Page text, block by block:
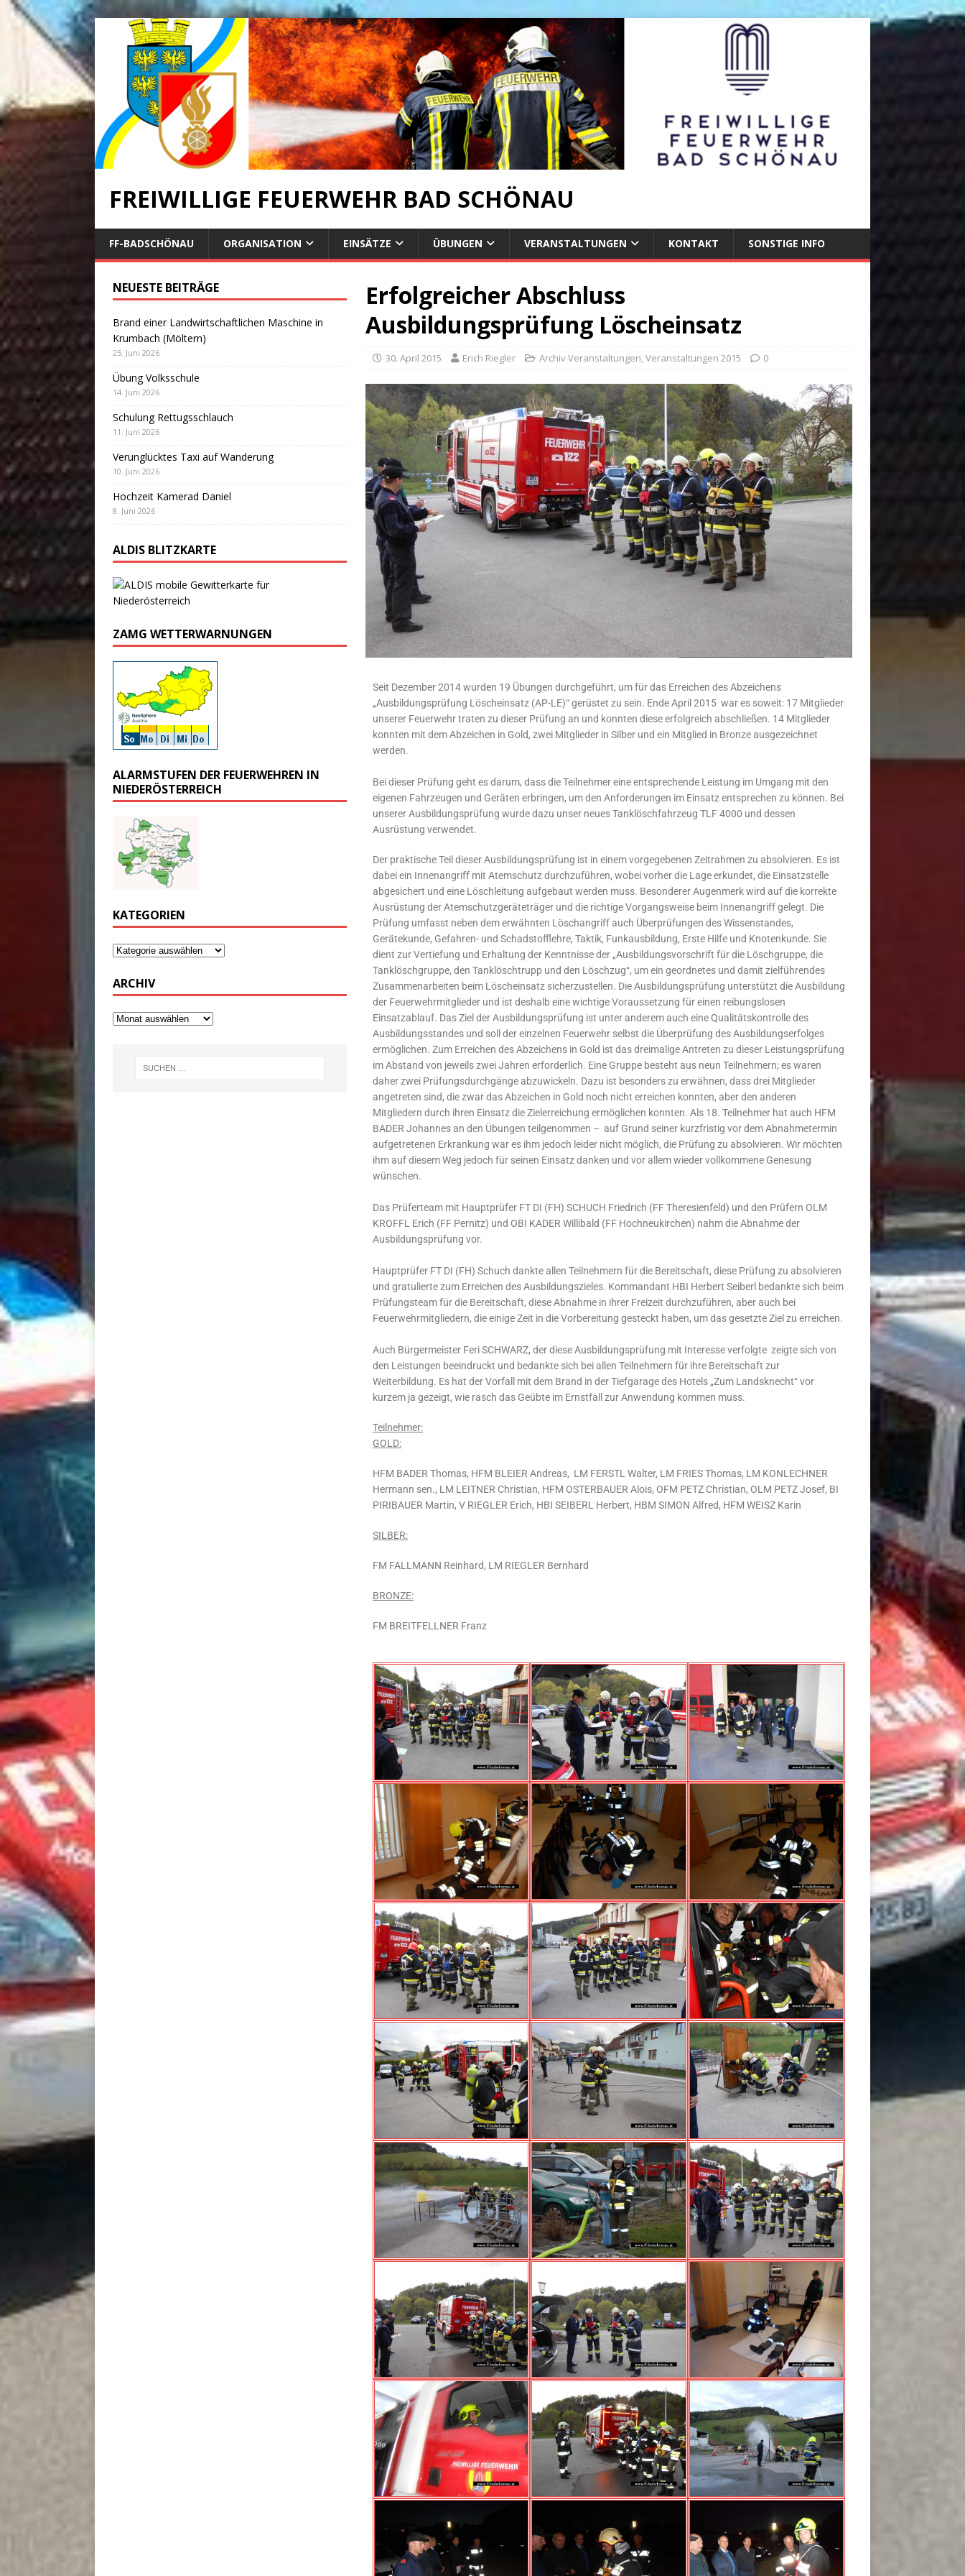
FREIWILLIGE FEUERWEHR BAD SCHÖNAU
FF-BADSCHÖNAU ORGANISATION EINSÄTZE ÜBUNGEN VERANSTALTUNGEN KONTAKT SONSTIGE INFO
Erfolgreicher Abschluss
Ausbildungsprüfung Löscheinsatz
30. April 2015 Erich Riegler Archiv Veranstaltungen,Veranstaltungen 2015 0
Seit Dezember 2014 wurden 19 Übungen durchgeführt, um für das Erreichen des Abzeichens
„Ausbildungsprüfung Löscheinsatz (AP-LE)“ gerüstet zu sein. Ende April 2015 war es soweit: 17 Mitglieder
unserer Feuerwehr traten zu dieser Prüfung an und konnten diese erfolgreich abschließen. 14 Mitglieder
konnten mit dem Abzeichen in Gold, zwei Mitglieder in Silber und ein Mitglied in Bronze ausgezeichnet
werden.
Bei dieser Prüfung geht es darum, dass die Teilnehmer eine entsprechende Leistung im Umgang mit den
eigenen Fahrzeugen und Geräten erbringen, um den Anforderungen im Einsatz entsprechen zu können. Bei
unserer Ausbildungsprüfung wurde dazu unser neues Tanklöschfahrzeug TLF 4000 und dessen
Ausrüstung verwendet.
Der praktische Teil dieser Ausbildungsprüfung ist in einem vorgegebenen Zeitrahmen zu absolvieren. Es ist
dabei ein Innenangriff mit Atemschutz durchzuführen, wobei vorher die Lage erkundet, die Einsatzstelle
abgesichert und eine Löschleitung aufgebaut werden muss. Besonderer Augenmerk wird auf die korrekte
Ausrüstung der Atemschutzgeräteträger und die richtige Vorgangsweise beim Innenangriff gelegt. Die
Prüfung umfasst neben dem erwähnten Löschangriff auch Überprüfungen des Wissenstandes,
Gerätekunde, Gefahren- und Schadstofflehre, Taktik, Funkausbildung, Erste Hilfe und Knotenkunde. Sie
dient zur Vertiefung und Erhaltung der Kenntnisse der „Ausbildungsvorschrift für die Löschgruppe, die
Tanklöschgruppe, den Tanklöschtrupp und den Löschzug“, um ein geordnetes und damit zielführendes
Zusammenarbeiten beim Löscheinsatz sicherzustellen. Die Ausbildungsprüfung unterstützt die Ausbildung
der Feuerwehrmitglieder und ist deshalb eine wichtige Voraussetzung für einen reibungslosen
Einsatzablauf. Das Ziel der Ausbildungsprüfung ist unter anderem auch eine Qualitätskontrolle des
Ausbildungsstandes und soll der einzelnen Feuerwehr selbst die Überprüfung des Ausbildungserfolges
ermöglichen. Zum Erreichen des Abzeichens in Gold ist das dreimalige Antreten zu dieser Leistungsprüfung
im Abstand von jeweils zwei Jahren erforderlich. Eine Gruppe besteht aus neun Teilnehmern; es waren
daher zwei Prüfungsdurchgänge abzuwickeln. Dazu ist besonders zu erwähnen, dass drei Mitglieder
angetreten sind, die zwar das Abzeichen in Gold noch nicht erreichen konnten, aber den anderen
Mitgliedern durch ihren Einsatz die Zielerreichung ermöglichen konnten. Als 18. Teilnehmer hat auch HFM
BADER Johannes an den Übungen teilgenommen – auf Grund seiner kurzfristig vor dem Abnahmetermin
aufgetretenen Erkrankung war es ihm jedoch leider nicht möglich, die Prüfung zu absolvieren. Wir möchten
ihm auf diesem Weg jedoch für seinen Einsatz danken und vor allem wieder vollkommene Genesung
wünschen.
Das Prüferteam mit Hauptprüfer FT DI (FH) SCHUCH Friedrich (FF Theresienfeld) und den Prüfern OLM
KROFFL Erich (FF Pernitz) und OBI KADER Willibald (FF Hochneukirchen) nahm die Abnahme der
Ausbildungsprüfung vor.
Hauptprüfer FT DI (FH) Schuch dankte allen Teilnehmern für die Bereitschaft, diese Prüfung zu absolvieren
und gratulierte zum Erreichen des Ausbildungszieles. Kommandant HBI Herbert Seiberl bedankte sich beim
Prüfungsteam für die Bereitschaft, diese Abnahme in ihrer Freizeit durchzuführen, aber auch bei
Feuerwehrmitgliedern, die einige Zeit in die Vorbereitung gesteckt haben, um das gesetzte Ziel zu erreichen.
Auch Bürgermeister Feri SCHWARZ, der diese Ausbildungsprüfung mit Interesse verfolgte zeigte sich von
den Leistungen beeindruckt und bedankte sich bei allen Teilnehmern für ihre Bereitschaft zur
Weiterbildung. Es hat der Vorfall mit dem Brand in der Tiefgarage des Hotels „Zum Landsknecht“ vor
kurzem ja gezeigt, wie rasch das Geübte im Ernstfall zur Anwendung kommen muss.
Teilnehmer:
GOLD:
HFM BADER Thomas, HFM BLEIER Andreas, LM FERSTL Walter, LM FRIES Thomas, LM KONLECHNER
Hermann sen., LM LEITNER Christian, HFM OSTERBAUER Alois, OFM PETZ Christian, OLM PETZ Josef, BI
PIRIBAUER Martin, V RIEGLER Erich, HBI SEIBERL Herbert, HBM SIMON Alfred, HFM WEISZ Karin
SILBER:
FM FALLMANN Reinhard, LM RIEGLER Bernhard
BRONZE:
FM BREITFELLNER Franz
NEUESTE BEITRÄGE
Brand einer Landwirtschaftlichen Maschine in
Krumbach (Möltern)
25. Juni 2026
Übung Volksschule
14. Juni 2026
Schulung Rettugsschlauch
11. Juni 2026
Verunglücktes Taxi auf Wanderung
10. Juni 2026
Hochzeit Kamerad Daniel
8. Juni 2026
ALDIS BLITZKARTE
ZAMG WETTERWARNUNGEN
ALARMSTUFEN DER FEUERWEHREN IN
NIEDERÖSTERREICH
KATEGORIEN
ARCHIV